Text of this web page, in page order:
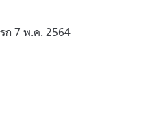
ก 7 พ.ค. 2564